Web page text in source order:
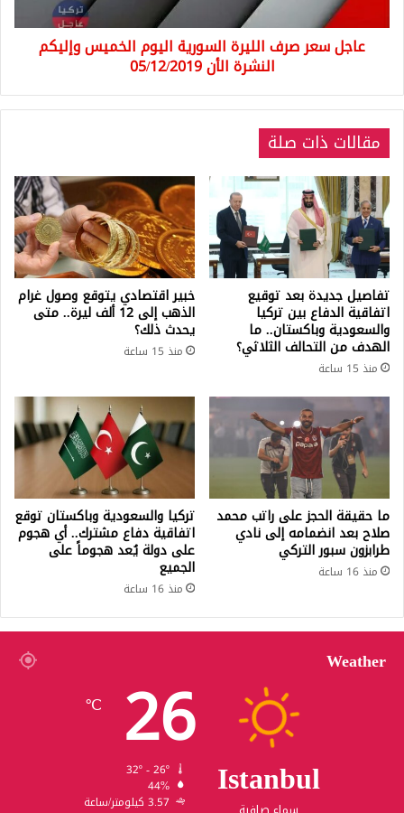
النشرة
05/12/2019
عاجل سعر صرف الليرة السورية اليوم الخميس وإليكم
النشرة الأن 05/12/2019
مقالات ذات صلة
تفاصيل جديدة بعد توقيع
اتفاقية الدفاع بين تركيا
والسعودية وباكستان.. ما
الهدف من التحالف الثلاثي؟
منذ 15 ساعة
خبير اقتصادي يتوقع وصول غرام
الذهب إلى 12 ألف ليرة.. متى
يحدث ذلك؟
منذ 15 ساعة
ما حقيقة الحجز على راتب محمد
صلاح بعد انضمامه إلى نادي
طرابزون سبور التركي
منذ 16 ساعة
تركيا والسعودية وباكستان توقع
اتفاقية دفاع مشترك.. أي هجوم
على دولة يُعد هجوماً على
الجميع
منذ 16 ساعة
Weather
Istanbul
26
℃
44%
3.57 كيلومتر/ساعة